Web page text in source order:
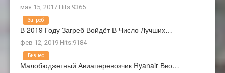
мая 15, 2017 Hits:9365
В 2019 Году Загреб Войдёт В Число Лучших…
фев 12, 2019 Hits:9184
Загреб
Малобюджетный Авиаперевозчик Ryanair Вво…
Бизнес